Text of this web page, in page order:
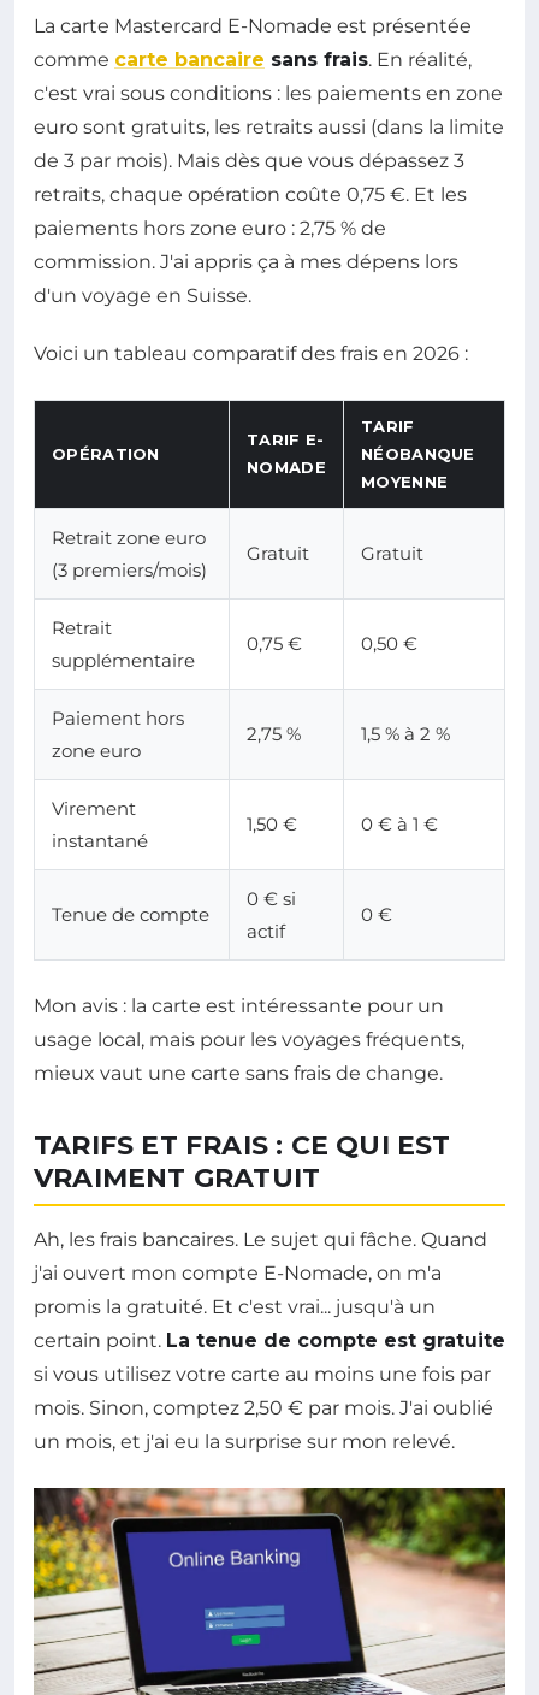
La carte Mastercard E-Nomade est présentée
comme carte bancaire sans frais. En réalité,
c'est vrai sous conditions : les paiements en zone
euro sont gratuits, les retraits aussi (dans la limite
de 3 par mois). Mais dès que vous dépassez 3
retraits, chaque opération coûte 0,75 €. Et les
paiements hors zone euro : 2,75 % de
commission. J'ai appris ça à mes dépens lors
d'un voyage en Suisse.
Voici un tableau comparatif des frais en 2026 :
OPÉRATION
TARIF E-
NOMADE
TARIF
NÉOBANQUE
MOYENNE
Retrait zone euro
(3 premiers/mois)
Gratuit Gratuit
Retrait
supplémentaire
0,75 € 0,50 €
Paiement hors
zone euro
2,75 % 1,5 % à 2 %
Virement
instantané
1,50 € 0 € à 1 €
Tenue de compte
0 € si
actif
0 €
Mon avis : la carte est intéressante pour un
usage local, mais pour les voyages fréquents,
mieux vaut une carte sans frais de change.
TARIFS ET FRAIS : CE QUI EST
VRAIMENT GRATUIT
Ah, les frais bancaires. Le sujet qui fâche. Quand
j'ai ouvert mon compte E-Nomade, on m'a
promis la gratuité. Et c'est vrai... jusqu'à un
certain point. La tenue de compte est gratuite
si vous utilisez votre carte au moins une fois par
mois. Sinon, comptez 2,50 € par mois. J'ai oublié
un mois, et j'ai eu la surprise sur mon relevé.